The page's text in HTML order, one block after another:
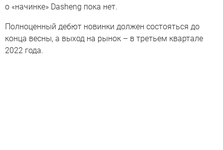
о «начинке» Dasheng пока нет.
Полноценный дебют новинки должен состояться до
конца весны, а выход на рынок – в третьем квартале
2022 года.